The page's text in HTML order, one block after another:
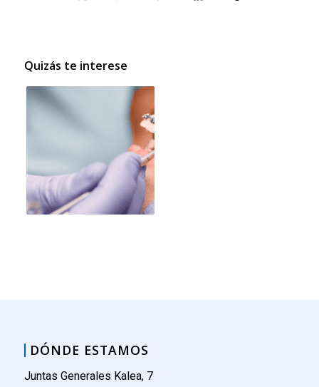
Quizás te interese
DÓNDE ESTAMOS
Juntas Generales Kalea, 7